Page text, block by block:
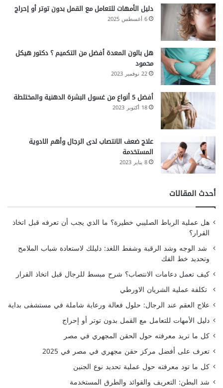
دليل الأمهات للتعامل مع القمل بدون توتر أو إحراج
6 أغسطس 2025
هل بالون المعدة أفضل من التكميم ؟ دكتور هيكل
محمود
22 نوفمبر 2023
أفضل 5 أنواع من غسول البشرة الدهنية والمختلطة
18 أكتوبر 2023
علاج ضعف الانتصاب لدى الرجال وأهم الادوية
المستخدمة
8 يناير 2023
أحدث المقالات
هل عملية الرباط الصليبي خطيرة؟ ما الذي يجب أن تعرفه قبل اتخاذ
القرار؟
شد الوجه وشد الرقبة وشفط اللغد: دليلك لاستعادة شباب الملامح
وتحديد خط الفك
كيف تعمل دعامات الانتصاب؟ شرح مبسط للرجال قبل اتخاذ القرار
تكلفة عملية الشريان الاورطي
علاج العقم عند الرجال: حلول فعالة ورعاية شاملة في مستشفى بداية
دليل الأمهات للتعامل مع القمل بدون توتر أو إحراج
كل ما تريد معرفته حول الحقن المجهري في مصر
تعرف على أفضل مركز حقن مجهري في مصر في 2025
كل ما تود معرفته حول عملية تحديد نوع الجنين
شد البطن: التعريف والفوائد والطرق المستخدمة